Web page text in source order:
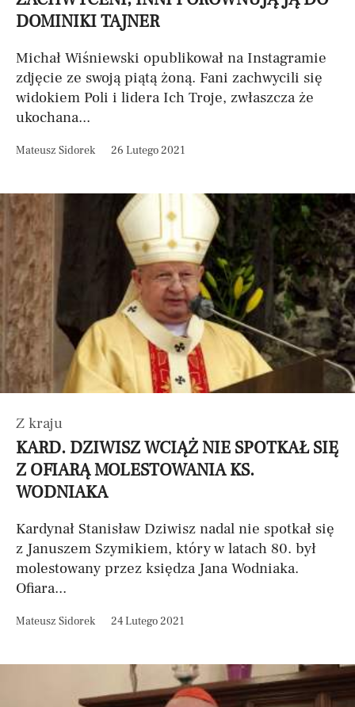
DOMINIKI TAJNER
Michał Wiśniewski opublikował na Instagramie
zdjęcie ze swoją piątą żoną. Fani zachwycili się
widokiem Poli i lidera Ich Troje, zwłaszcza że
ukochana...
Mateusz Sidorek 26 Lutego 2021
Z kraju
KARD. DZIWISZ WCIĄŻ NIE SPOTKAŁ SIĘ
Z OFIARĄ MOLESTOWANIA KS.
WODNIAKA
Kardynał Stanisław Dziwisz nadal nie spotkał się
z Januszem Szymikiem, który w latach 80. był
molestowany przez księdza Jana Wodniaka.
Ofiara...
Mateusz Sidorek 24 Lutego 2021